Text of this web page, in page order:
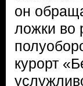
он
ложки во
курорт